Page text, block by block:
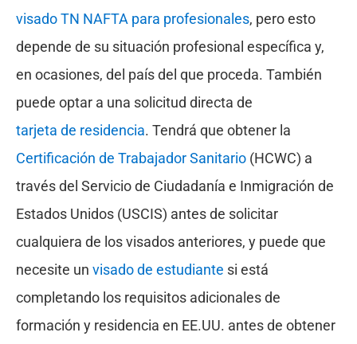
visado TN NAFTA para profesionales, pero esto
depende de su situación profesional específica y,
en ocasiones, del país del que proceda. También
puede optar a una solicitud directa de
tarjeta de residencia. Tendrá que obtener la
Certificación de Trabajador Sanitario (HCWC) a
través del Servicio de Ciudadanía e Inmigración de
Estados Unidos (USCIS) antes de solicitar
cualquiera de los visados anteriores, y puede que
necesite un visado de estudiante si está
completando los requisitos adicionales de
formación y residencia en EE.UU. antes de obtener